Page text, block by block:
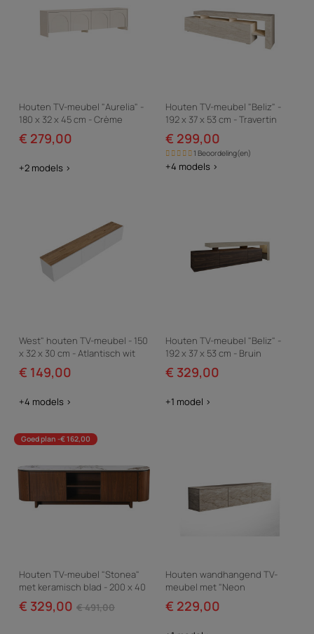
Houten TV-meubel "Aurelia" -
180 x 32 x 45 cm - Crème
€ 279,00
+2 models >
Houten TV-meubel "Beliz" -
192 x 37 x 53 cm - Travertin
€ 299,00
1 Beoordeling(en)
+4 models >
West" houten TV-meubel - 150
x 32 x 30 cm - Atlantisch wit
grenen
€ 149,00
+4 models >
Houten TV-meubel "Beliz" -
192 x 37 x 53 cm - Bruin
€ 329,00
+1 model >
Goed plan -€ 162,00
Houten TV-meubel "Stonea"
met keramisch blad - 200 x 40
x 55 cm - Bruin
€ 329,00 € 491,00
Houten wandhangend TV-
meubel met "Neon
illuminated" LED-verlichting -
160 x 32 x 35 cm - Travertin
€ 229,00